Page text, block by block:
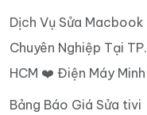
Dịch Vụ Sửa Macbook
Chuyên Nghiệp Tại TP.
HCM ❤️ Điện Máy Minh
Bảng Báo Giá Sửa tivi